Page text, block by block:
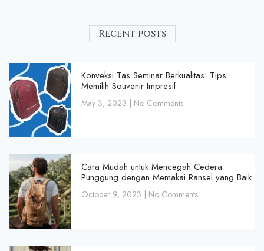
Recent posts
Konveksi Tas Seminar Berkualitas: Tips
Memilih Souvenir Impresif
May 3, 2023 No Comments
Cara Mudah untuk Mencegah Cedera
Punggung dengan Memakai Ransel yang Baik
October 9, 2023 No Comments